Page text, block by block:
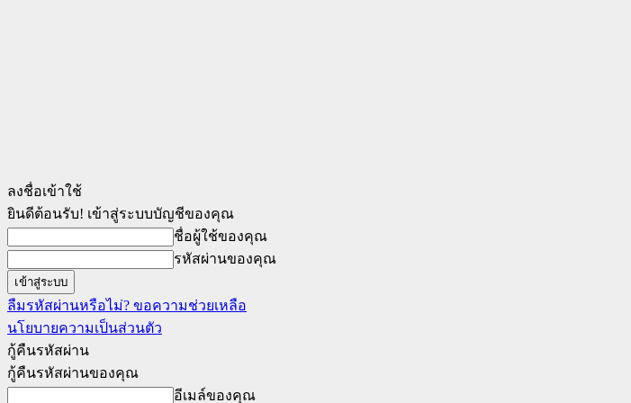
ลงชื่อเข้าใช้
ยินดีต้อนรับ! เข้าสู่ระบบบัญชีของคุณ
ชื่อผู้ใช้ของคุณ
รหัสผ่านของคุณ
ลืมรหัสผ่านหรือไม่? ขอความช่วยเหลือ
นโยบายความเป็นส่วนตัว
กู้คืนรหัสผ่าน
กู้คืนรหัสผ่านของคุณ
อีเมล์ของคุณ